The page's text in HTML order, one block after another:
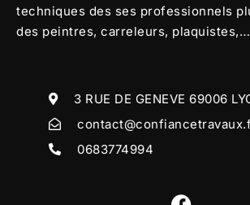
techniques des ses professionnels
des peintres, carreleurs,
3 RUE DE GENEVE 69006
0683774994